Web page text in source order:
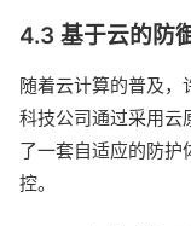
4.3 基于云的防
随着云计算的普及，
科技公司通过采用云
了一套自适应的防护
控。